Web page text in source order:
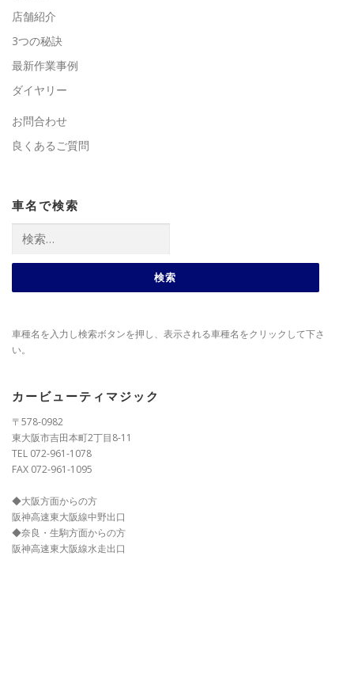
店舗紹介
3つの秘訣
最新作業事例
ダイヤリー
お問合わせ
良くあるご質問
車名で検索
索:
車種名を入力し検索ボタンを押し、表示される車種名をクリックして下さ
い。
カービューティマジック
〒578-0982
東大阪市吉田本町2丁目8-11
TEL 072-961-1078
FAX 072-961-1095
◆大阪方面からの方
阪神高速東大阪線中野出口
◆奈良・生駒方面からの方
阪神高速東大阪線水走出口